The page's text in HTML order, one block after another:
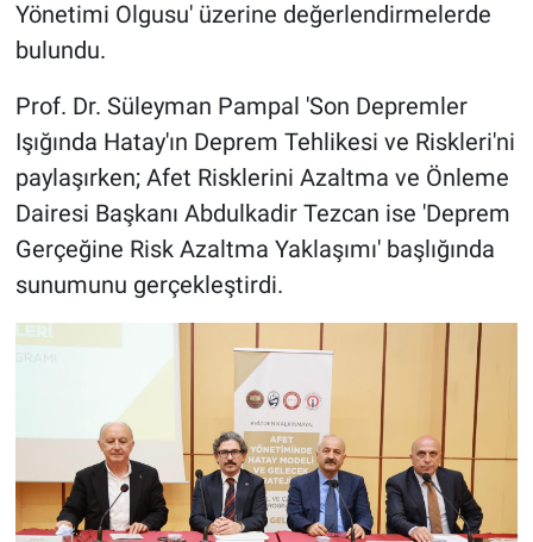
Yönetimi Olgusu' üzerine değerlendirmelerde
bulundu.
Prof. Dr. Süleyman Pampal 'Son Depremler
Işığında Hatay'ın Deprem Tehlikesi ve Riskleri'ni
paylaşırken; Afet Risklerini Azaltma ve Önleme
Dairesi Başkanı Abdulkadir Tezcan ise 'Deprem
Gerçeğine Risk Azaltma Yaklaşımı' başlığında
sunumunu gerçekleştirdi.